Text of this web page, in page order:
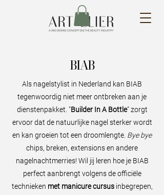
BIAB
Als nagelstylist in Nederland kan BIAB
tegenwoordig niet meer ontbreken aan je
dienstenpakket. "Builder In A Bottle" zorgt
ervoor dat de natuurlijke nagel sterker wordt
en kan groeien tot een droomlengte. Bye bye
chips, breken, extensions en andere
nagelnachtmerries! Wil jij leren hoe je BIAB
perfect aanbrengt volgens de officiële
technieken met manicure cursusinbegrepen,